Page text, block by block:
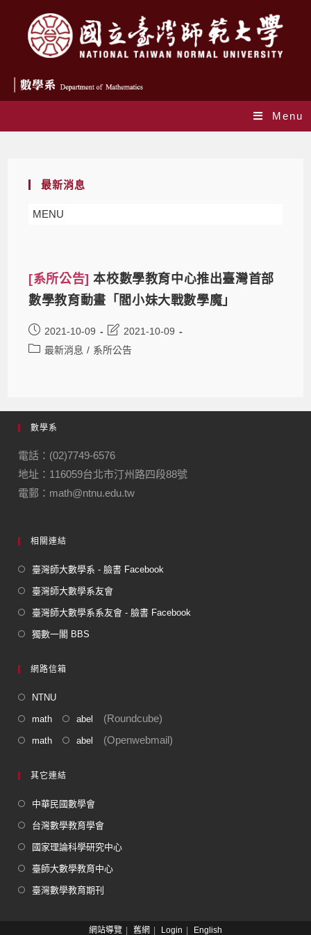
Menu
最新消息
MENU
[系所公告]本校數學教育中心推出臺灣首部
數學教育動畫「閻小妹大戰數學魔」
2021-10-09
2021-10-09
最新消息 / 系所公告
數學系
電話：(02)7749-6576
地址：116059台北市汀州路四段88號
電郵：math@ntnu.edu.tw
相關連結
臺灣師大數學系 - 臉書 Facebook
臺灣師大數學系友會
臺灣師大數學系系友會 - 臉書 Facebook
獨數一閣 BBS
網路信箱
NTNU
math abel (Roundcube)
math abel (Openwebmail)
其它連結
中華民國數學會
台灣數學教育學會
國家理論科學研究中心
臺師大數學教育中心
臺灣數學教育期刊
網站導覽 舊網 Login English